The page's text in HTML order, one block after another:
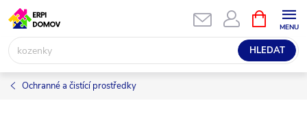
Přejít
na
obsah
HLEDAT
NÁKUPNÍ
KOŠÍK
Ochranné a čistící prostředky